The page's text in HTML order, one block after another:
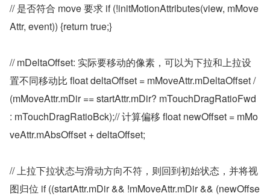
// 是否符合 move 要求 if (!initMotionAttributes(view, mMove
Attr, event)) {return true;}
// mDeltaOffset: 实际要移动的像素，可以为下拉和上拉设
置不同移动比 float deltaOffset = mMoveAttr.mDeltaOffset /
(mMoveAttr.mDir == startAttr.mDir? mTouchDragRatioFwd
: mTouchDragRatioBck);// 计算偏移 float newOffset = mMo
veAttr.mAbsOffset + deltaOffset;
// 上拉下拉状态与滑动方向不符，则回到初始状态，并将视
图归位 if ((startAttr.mDir && !mMoveAttr.mDir && (newOffse